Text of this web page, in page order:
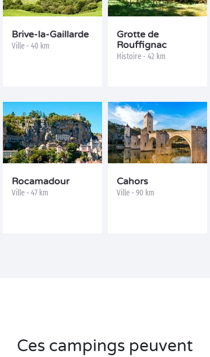
Brive-la-Gaillarde
Ville - 40 km
Grotte de
Rouffignac
Histoire - 42 km
Rocamadour
Ville - 47 km
Cahors
Ville - 90 km
Ces campings peuvent